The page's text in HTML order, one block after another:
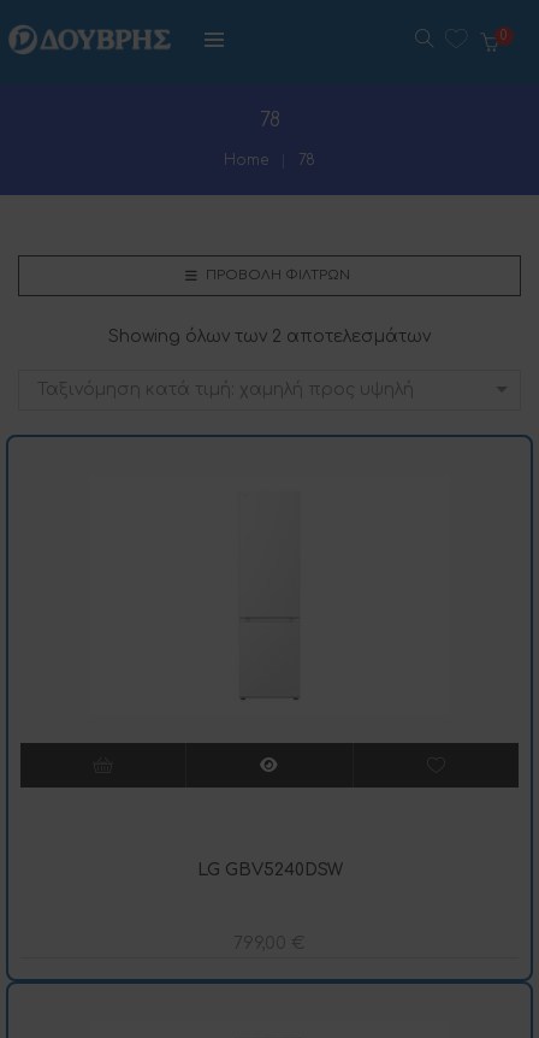
78
Home 78
ΠΡΟΒΟΛΉ ΦΊΛΤΡΩΝ
Showing όλων των 2 αποτελεσμάτων
Ταξινόμηση κατά τιμή: χαμηλή προς υψηλή
LG GBV5240DSW
799,00 €